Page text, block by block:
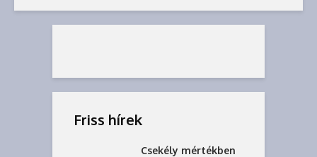
Friss hírek
Csekély mértékben